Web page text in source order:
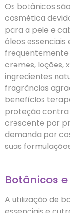
Os botânicos
cosmética
para a pele e
óleos essenciais
cremes, loções,
ingredientes
fragrâncias
benefícios
proteção contra
crescente por
demanda por
suas
Botânicos
A utilização de